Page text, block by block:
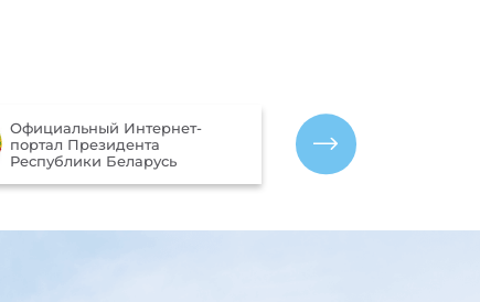
Официальный Интернет-
портал Президента
Республики Беларусь